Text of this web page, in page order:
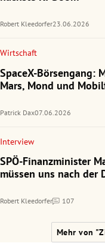
Robert Kleedorfer23.06.2026
Wirtschaft
SpaceX-Börsengang:
Mars, Mond und
Patrick Dax07.06.2026
Interview
SPÖ-Finanzminister
müssen uns nach der
Robert Kleedorfer 107
Kommentare
Mehr von